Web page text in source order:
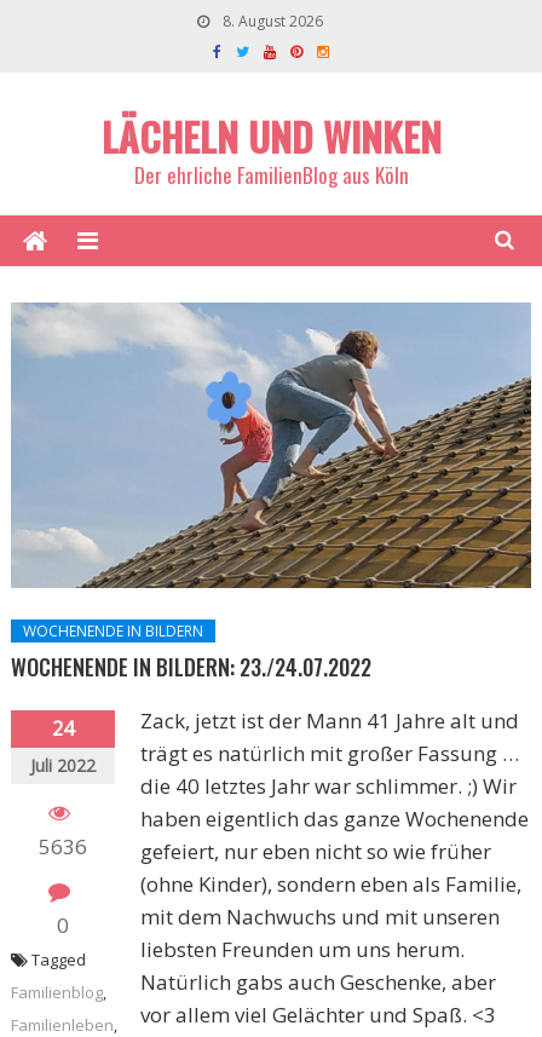
8. August 2026
LÄCHELN UND WINKEN
Der ehrliche FamilienBlog aus Köln
WOCHENENDE IN BILDERN
WOCHENENDE IN BILDERN: 23./24.07.2022
24
Juli 2022
5636
0
Zack, jetzt ist der Mann 41 Jahre alt und
trägt es natürlich mit großer Fassung …
die 40 letztes Jahr war schlimmer. ;) Wir
haben eigentlich das ganze Wochenende
gefeiert, nur eben nicht so wie früher
(ohne Kinder), sondern eben als Familie,
mit dem Nachwuchs und mit unseren
liebsten Freunden um uns herum.
Natürlich gabs auch Geschenke, aber
vor allem viel Gelächter und Spaß. <3
Tagged
Familienblog,
Familienleben,